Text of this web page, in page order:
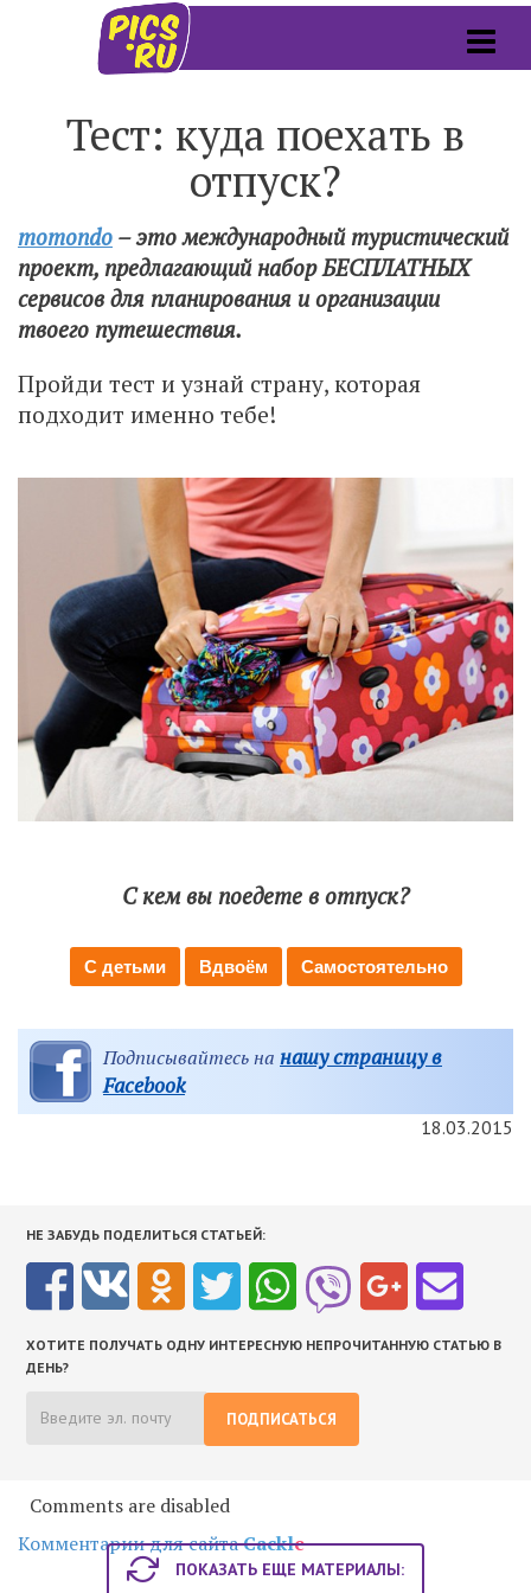
Тест: куда поехать в
отпуск?
momondo – это международный туристический
проект, предлагающий набор БЕСПЛАТНЫХ
сервисов для планирования и организации
твоего путешествия.
Пройди тест и узнай страну, которая
подходит именно тебе!
С кем вы поедете в отпуск?
С детьми Вдвоём Самостоятельно
Подписывайтесь на нашу страницу в
Facebook
18.03.2015
НЕ ЗАБУДЬ ПОДЕЛИТЬСЯ СТАТЬЕЙ:
ХОТИТЕ ПОЛУЧАТЬ ОДНУ ИНТЕРЕСНУЮ НЕПРОЧИТАННУЮ СТАТЬЮ В
ДЕНЬ?
ПОДПИСАТЬСЯ
Comments are disabled
Комментарии для сайтаCackle
ПОКАЗАТЬ ЕЩЕ МАТЕРИАЛЫ: